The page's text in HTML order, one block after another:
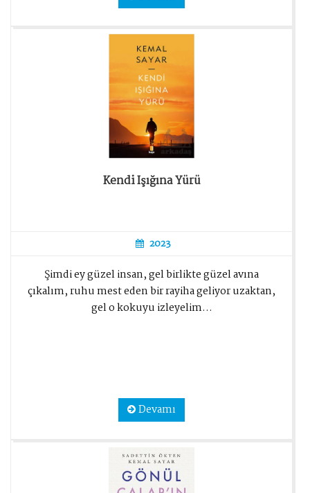
Kendi Işığına Yürü
2023
Şimdi ey güzel insan, gel birlikte güzel avına
çıkalım, ruhu mest eden bir rayiha geliyor uzaktan,
gel o kokuyu izleyelim...
Devamı